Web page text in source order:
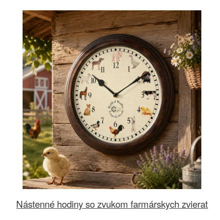
Nástenné hodiny so zvukom farmárskych zvierat